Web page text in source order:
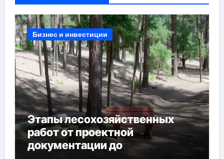
Бизнес и инвестиции
Этапы лесохозяйственных
работ от проектной
документации до